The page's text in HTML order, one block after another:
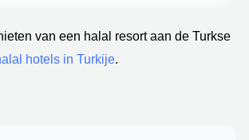
van een halal resort aan de Turkse
hotels in Turkije.